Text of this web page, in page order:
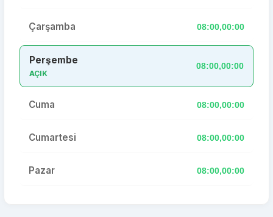
Çarşamba 08:00,00:00
Perşembe
AÇIK
08:00,00:00
Cuma 08:00,00:00
Cumartesi 08:00,00:00
Pazar 08:00,00:00